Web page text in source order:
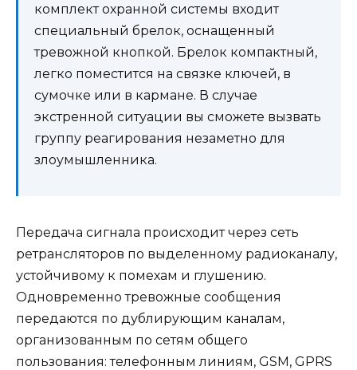
комплект охранной системы входит
специальный брелок, оснащенный
тревожной кнопкой. Брелок компактный,
легко поместится на связке ключей, в
сумочке или в кармане. В случае
экстренной ситуации вы сможете вызвать
группу реагирования незаметно для
злоумышленника.
Передача сигнала происходит через сеть
ретрансляторов по выделенному радиоканалу,
устойчивому к помехам и глушению.
Одновременно тревожные сообщения
передаются по дублирующим каналам,
организованным по сетям общего
пользования: телефонным линиям, GSM, GPRS